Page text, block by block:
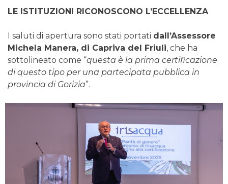
LE ISTITUZIONI RICONOSCONO L’ECCELLENZA
I saluti di apertura sono stati portati dall’Assessore
Michela Manera, di Capriva del Friuli, che ha
sottolineato come “questa è la prima certificazione
di questo tipo per una partecipata pubblica in
provincia di Gorizia”.